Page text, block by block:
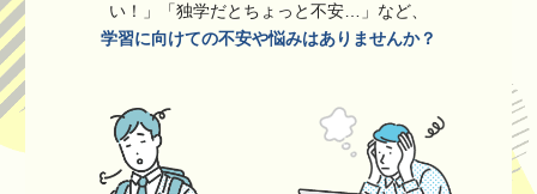
い！」「独学だとちょっと不安…」など、
学習に向けての不安や悩みはありませんか？